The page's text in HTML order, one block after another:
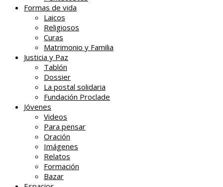
Formas de vida
Laicos
Religiosos
Curas
Matrimonio y Familia
Justicia y Paz
Tablón
Dossier
La postal solidaria
Fundación Proclade
Jóvenes
Videos
Para pensar
Oración
Imágenes
Relatos
Formación
Bazar